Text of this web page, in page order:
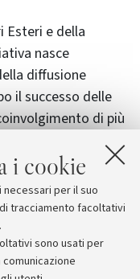
i cookie
per il suo
tracciamento facoltativi
sono usati per
Esteri e della
nasce
diffusione
il successo delle
di più
– selezionati tra
accademici e
sparse in più di
è dedicato alla